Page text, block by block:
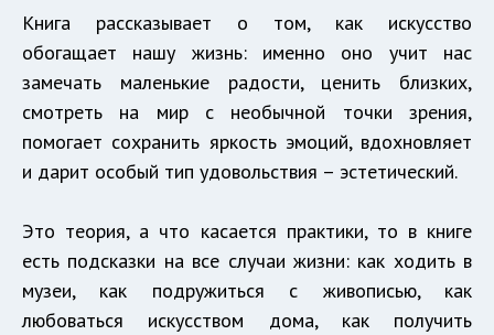
Книга рассказывает о том, как искусство
обогащает нашу жизнь: именно оно учит нас
замечать маленькие радости, ценить близких,
смотреть на мир с необычной точки зрения,
помогает сохранить яркость эмоций, вдохновляет
и дарит особый тип удовольствия – эстетический.
Это теория, а что касается практики, то в книге
есть подсказки на все случаи жизни: как ходить в
музеи, как подружиться с живописью, как
любоваться искусством дома, как получить